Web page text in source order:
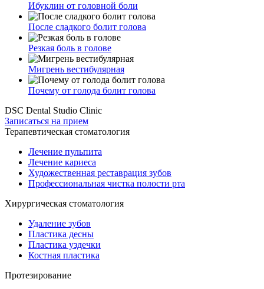
Ибуклин от головной боли
После сладкого болит голова
Резкая боль в голове
Мигрень вестибулярная
Почему от голода болит голова
DSC Dental Studio Clinic
Записаться на прием
Терапевтическая стоматология
Лечение пульпита
Лечение кариеса
Художественная реставрация зубов
Профессиональная чистка полости рта
Хирургическая стоматология
Удаление зубов
Пластика десны
Пластика уздечки
Костная пластика
Протезирование